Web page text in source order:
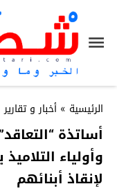
الرئيسية » أخبار و تقارير
أساتذة
وأولياء
لإنقاذ أبنائهم